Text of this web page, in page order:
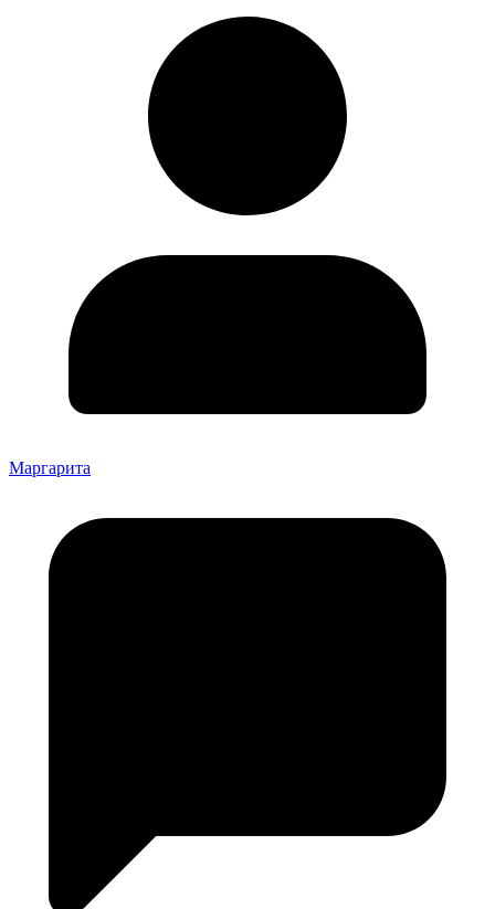
Маргарита